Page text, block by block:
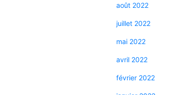
août 2022
juillet 2022
mai 2022
avril 2022
février 2022